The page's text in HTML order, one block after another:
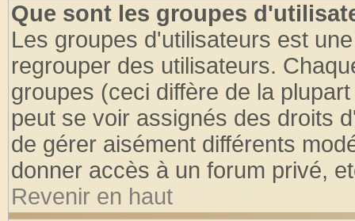
Que sont les groupes
Les groupes d'utilisateurs est
regrouper des utilisateurs.
groupes (ceci diffère de la
peut se voir assignés des droits
de gérer aisément différents
donner accès à un forum privé,
Revenir en haut